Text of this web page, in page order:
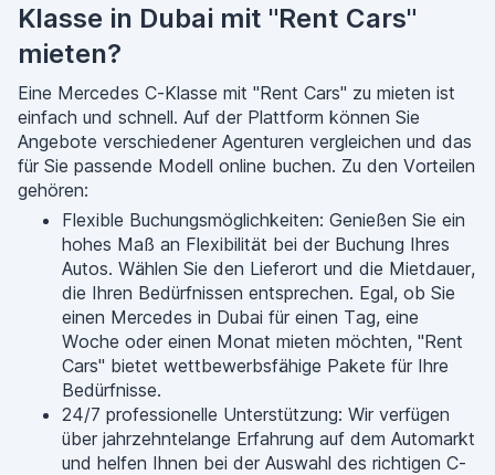
Klasse in Dubai mit "Rent Cars"
mieten?
Eine Mercedes C-Klasse mit "Rent Cars" zu mieten ist
einfach und schnell. Auf der Plattform können Sie
Angebote verschiedener Agenturen vergleichen und das
für Sie passende Modell online buchen. Zu den Vorteilen
gehören:
Flexible Buchungsmöglichkeiten: Genießen Sie ein
hohes Maß an Flexibilität bei der Buchung Ihres
Autos. Wählen Sie den Lieferort und die Mietdauer,
die Ihren Bedürfnissen entsprechen. Egal, ob Sie
einen Mercedes in Dubai für einen Tag, eine
Woche oder einen Monat mieten möchten, "Rent
Cars" bietet wettbewerbsfähige Pakete für Ihre
Bedürfnisse.
24/7 professionelle Unterstützung: Wir verfügen
über jahrzehntelange Erfahrung auf dem Automarkt
und helfen Ihnen bei der Auswahl des richtigen C-